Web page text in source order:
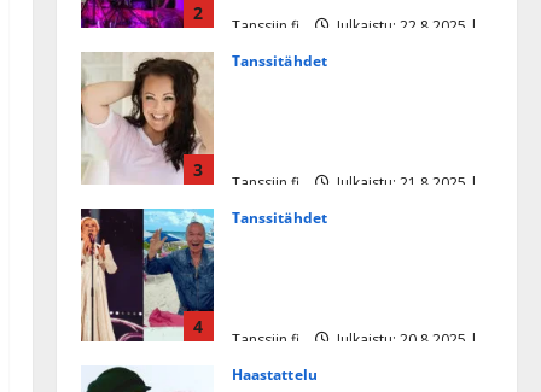
2
Tanssiin.fi
Julkaistu: 22.8.2025 |
3
Tanssitähdet
Tanssiin.fi
Julkaistu: 21.8.2025 |
4
Tanssitähdet
Tanssiin.fi
Julkaistu: 20.8.2025 |
Haastattelu